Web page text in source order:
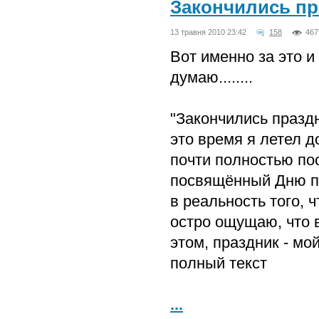
Закончились
13 травня 2010 23:42 158
Вот именно за это
думаю........
"Закончились
это время я летел
почти полностью
посвящённый Дню
в реальность того,
остро ощущаю, что
этом, праздник -
полный текст
...